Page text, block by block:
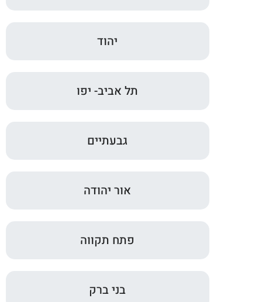
יהוד
תל אביב- יפו
גבעתיים
אור יהודה
פתח תקווה
בני ברק